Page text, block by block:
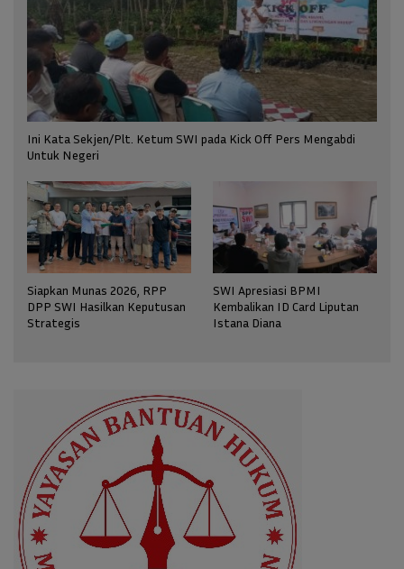
Ini Kata Sekjen/Plt. Ketum SWI pada Kick Off Pers Mengabdi
Untuk Negeri
Siapkan Munas 2026, RPP
DPP SWI Hasilkan Keputusan
Strategis
SWI Apresiasi BPMI
Kembalikan ID Card Liputan
Istana Diana